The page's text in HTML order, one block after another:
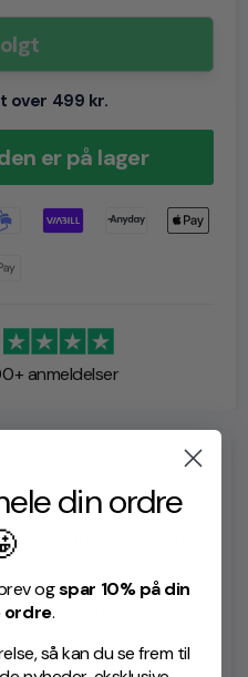
over 499 kr.
er på lager
anmeldelser
på din iPhone 12 Pro
B7000 lim som du
din ordre
ogspar 10% på din
.
så kan du se frem til